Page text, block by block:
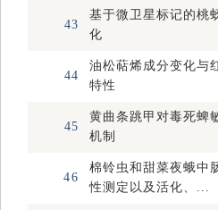
43
基于微卫星标记的桃
化
44
油松萜烯成分变化与
特性
45
黄曲条跳甲对毒死蜱
机制
46
棉铃虫和甜菜夜蛾中
性测定以及活化、...